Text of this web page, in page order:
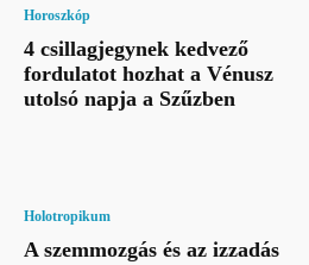
Horoszkóp
4 csillagjegynek kedvező
fordulatot hozhat a Vénusz
utolsó napja a Szűzben
Holotropikum
A szemmozgás és az izzadás